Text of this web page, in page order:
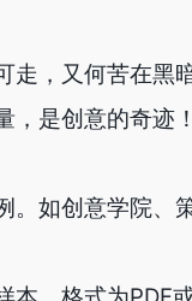
走，又何苦在黑
是创意的奇迹！
如创意学院、